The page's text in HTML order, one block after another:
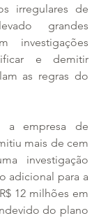
irregulares de
grandes
investigações
e demitir
as regras do
a empresa de
mais de cem
investigação
adicional para a
12 milhões em
do plano